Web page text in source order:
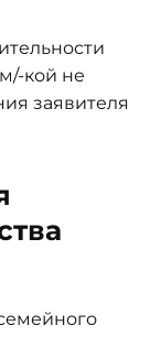
кой не
заявителя